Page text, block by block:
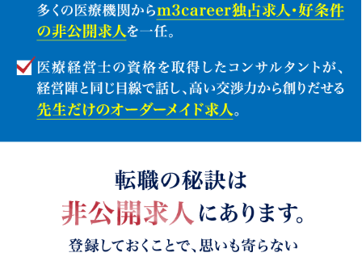
全国医療機関提携数10,000施設以上だからこその豊富な求人
数、全国の求人を網羅。
医師会員数32万人を誇るm3グループ。医師に対し圧倒的なア
プローチができる当社を信頼いただき、多くの医療機関から
m3career独占求人・好条件の非公開求人を一任。